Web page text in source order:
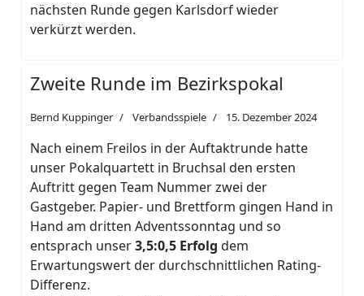
nächsten Runde gegen Karlsdorf wieder
verkürzt werden.
Zweite Runde im Bezirkspokal
Bernd Kuppinger Verbandsspiele 15. Dezember 2024
Nach einem Freilos in der Auftaktrunde hatte
unser Pokalquartett in Bruchsal den ersten
Auftritt gegen Team Nummer zwei der
Gastgeber. Papier- und Brettform gingen Hand in
Hand am dritten Adventssonntag und so
entsprach unser3,5:0,5 Erfolg dem
Erwartungswert der durchschnittlichen Rating-
Differenz.